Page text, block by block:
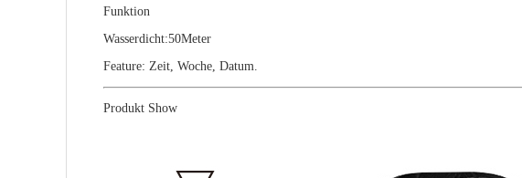
Funktion
Wasserdicht:50Meter
Feature: Zeit, Woche, Datum.
Produkt Show